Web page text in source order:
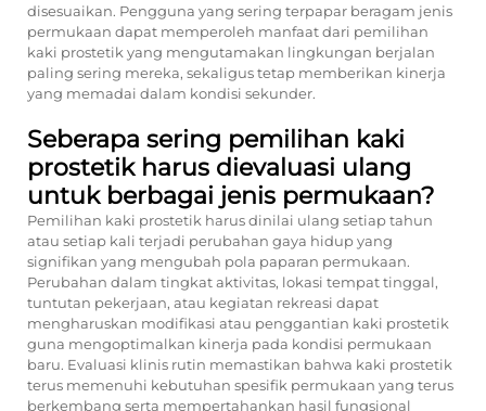
disesuaikan. Pengguna yang sering terpapar beragam jenis
permukaan dapat memperoleh manfaat dari pemilihan
kaki prostetik yang mengutamakan lingkungan berjalan
paling sering mereka, sekaligus tetap memberikan kinerja
yang memadai dalam kondisi sekunder.
Seberapa sering pemilihan kaki
prostetik harus dievaluasi ulang
untuk berbagai jenis permukaan?
Pemilihan kaki prostetik harus dinilai ulang setiap tahun
atau setiap kali terjadi perubahan gaya hidup yang
signifikan yang mengubah pola paparan permukaan.
Perubahan dalam tingkat aktivitas, lokasi tempat tinggal,
tuntutan pekerjaan, atau kegiatan rekreasi dapat
mengharuskan modifikasi atau penggantian kaki prostetik
guna mengoptimalkan kinerja pada kondisi permukaan
baru. Evaluasi klinis rutin memastikan bahwa kaki prostetik
terus memenuhi kebutuhan spesifik permukaan yang terus
berkembang serta mempertahankan hasil fungsional